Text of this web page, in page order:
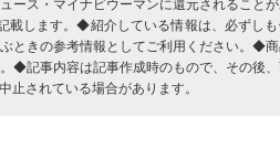
ース・マイナビウーマンに還元されること
載します。◆紹介している情報は、必ずし
ときの参考情報としてご利用ください。◆
◆記事内容は記事作成時のもので、その後
されている場合があります。